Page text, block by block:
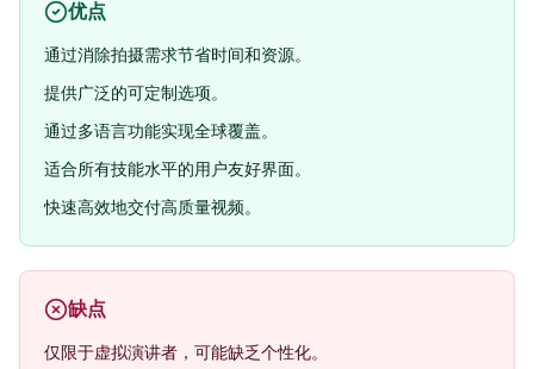
优点
通过消除拍摄需求节省时间和资源。
提供广泛的可定制选项。
通过多语言功能实现全球覆盖。
适合所有技能水平的用户友好界面。
快速高效地交付高质量视频。
缺点
仅限于虚拟演讲者，可能缺乏个性化。